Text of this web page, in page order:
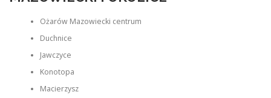
Ożarów Mazowiecki centrum
Duchnice
Jawczyce
Konotopa
Macierzysz